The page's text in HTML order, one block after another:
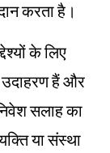
करता है।
के लिए
उदाहरण हैं और
सलाह का
या संस्था